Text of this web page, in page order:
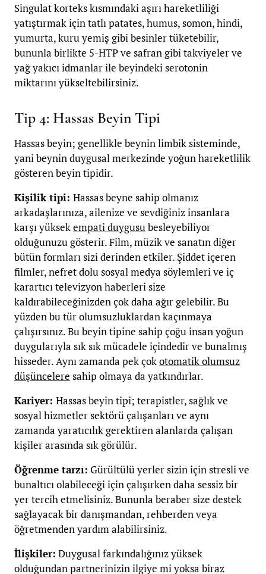
Singulat korteks kısmındaki aşırı hareketliliği
yatıştırmak için tatlı patates, humus, somon, hindi,
yumurta, kuru yemiş gibi besinler tüketebilir,
bununla birlikte 5-HTP ve safran gibi takviyeler ve
yağ yakıcı idmanlar ile beyindeki serotonin
miktarını yükseltebilirsiniz.
Tip 4: Hassas Beyin Tipi
Hassas beyin; genellikle beynin limbik sisteminde,
yani beynin duygusal merkezinde yoğun hareketlilik
gösteren beyin tipidir.
Kişilik tipi: Hassas beyne sahip olmanız
arkadaşlarınıza, ailenize ve sevdiğiniz insanlara
karşı yüksekempati duygusubesleyebiliyor
olduğunuzu gösterir. Film, müzik ve sanatın diğer
bütün formları sizi derinden etkiler. Şiddet içeren
filmler, nefret dolu sosyal medya söylemleri ve iç
karartıcı televizyon haberleri size
kaldırabileceğinizden çok daha ağır gelebilir. Bu
yüzden bu tür olumsuzluklardan kaçınmaya
çalışırsınız. Bu beyin tipine sahip çoğu insan yoğun
duygularıyla sık sık mücadele içindedir ve bunalmış
hisseder. Aynı zamanda pek çokotomatik olumsuz
düşüncelere sahip olmaya da yatkındırlar.
Kariyer: Hassas beyin tipi; terapistler, sağlık ve
sosyal hizmetler sektörü çalışanları ve aynı
zamanda yaratıcılık gerektiren alanlarda çalışan
kişiler arasında sık görülür.
Öğrenme tarzı: Gürültülü yerler sizin için stresli ve
bunaltıcı olabileceği için çalışırken daha sessiz bir
yer tercih etmelisiniz. Bununla beraber size destek
sağlayacak bir danışmandan, rehberden veya
öğretmenden yardım alabilirsiniz.
İlişkiler: Duygusal farkındalığınız yüksek
olduğundan partnerinizin ilgiye mi yoksa biraz